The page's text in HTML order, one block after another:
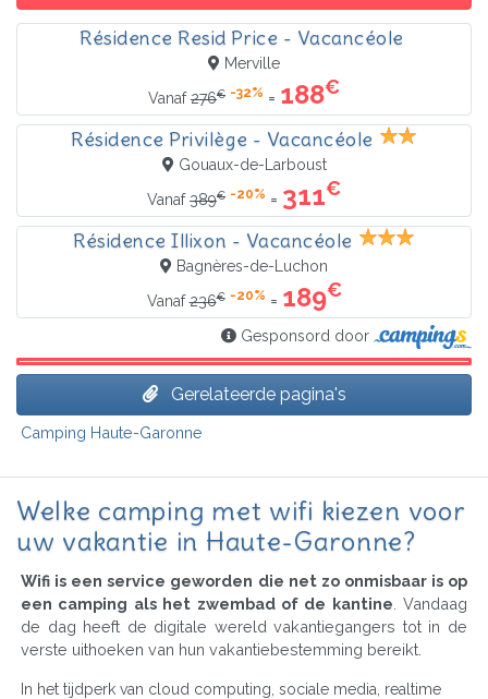
Résidence Resid Price - Vacancéole
Merville
Vanaf276€ -32% = 188€
Résidence Privilège - Vacancéole
Gouaux-de-Larboust
Vanaf389€ -20% = 311€
Résidence Illixon - Vacancéole
Bagnères-de-Luchon
Vanaf236€ -20% = 189€
Gesponsord door
Gerelateerde pagina's
Camping Haute-Garonne
Welke camping met wifi kiezen voor
uw vakantie in Haute-Garonne?
Wifi is een service geworden die net zo onmisbaar is op
een camping als het zwembad of de kantine . Vandaag
de dag heeft de digitale wereld vakantiegangers tot in de
verste uithoeken van hun vakantiebestemming bereikt.
In het tijdperk van cloud computing, sociale media, realtime